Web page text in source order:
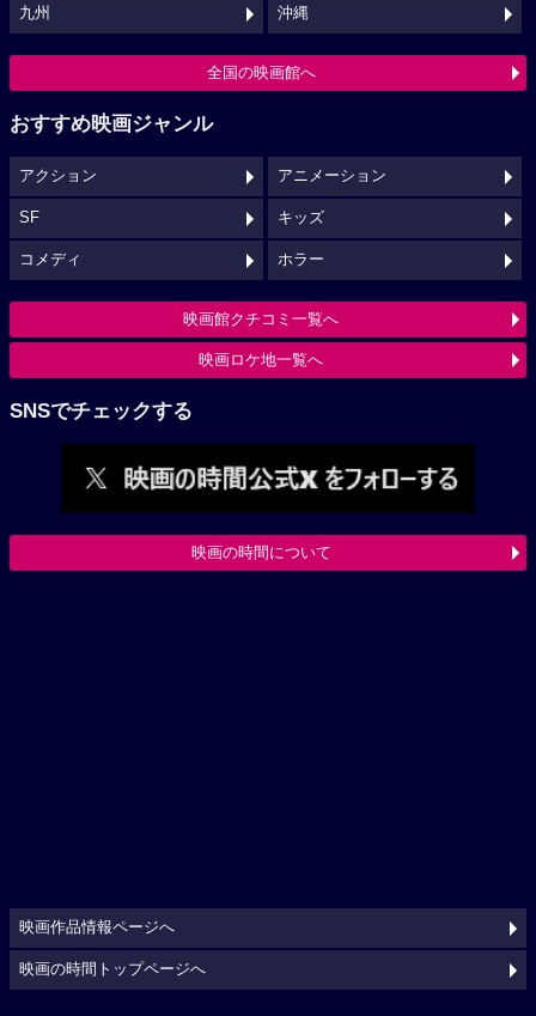
九州 沖縄
全国の映画館へ
おすすめ映画ジャンル
アクション アニメーション
SF キッズ
コメディ ホラー
映画館クチコミ一覧へ
映画ロケ地一覧へ
SNSでチェックする
映画の時間について
映画作品情報ページへ
映画の時間トップページへ